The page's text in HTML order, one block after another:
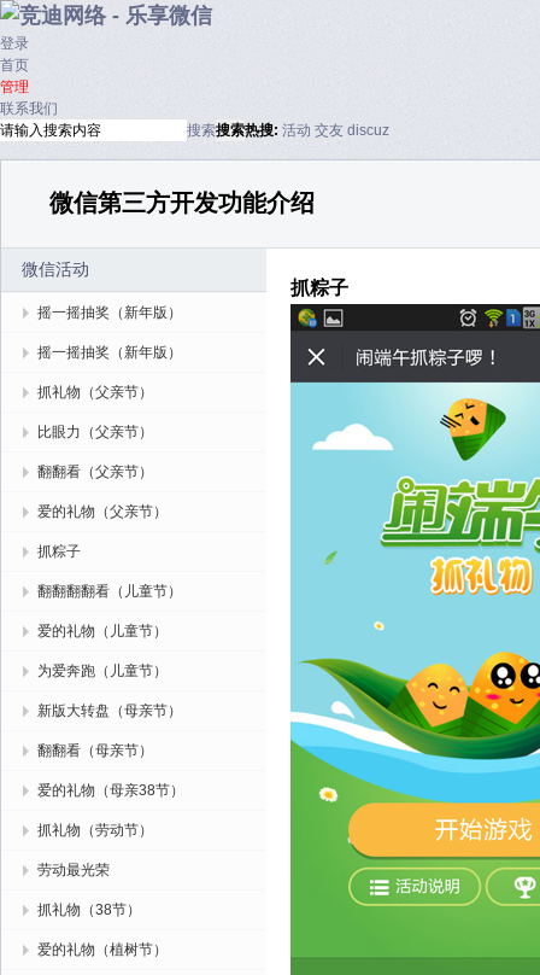
登录
首页
管理
联系我们
搜索搜索热搜: 活动 交友 discuz
微信第三方开发功能介绍
微信活动
摇一摇抽奖（新年版）
摇一摇抽奖（新年版）
抓礼物（父亲节）
比眼力（父亲节）
翻翻看（父亲节）
爱的礼物（父亲节）
抓粽子
翻翻翻翻看（儿童节）
爱的礼物（儿童节）
为爱奔跑（儿童节）
新版大转盘（母亲节）
翻翻看（母亲节）
爱的礼物（母亲38节）
抓礼物（劳动节）
劳动最光荣
抓礼物（38节）
爱的礼物（植树节）
抓粽子